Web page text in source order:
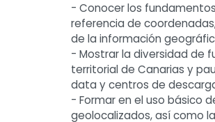
- Conocer los
referencia de
de la información
- Mostrar la diversidad de
territorial de Canarias y
data y centros de
- Formar en el uso básico
geolocalizados, así como